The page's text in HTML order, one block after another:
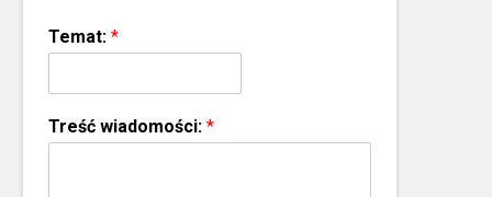
Temat: *
Treść wiadomości: *